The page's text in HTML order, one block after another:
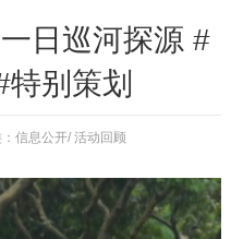
日巡河探源 #
别策划
信息公开/ 活动回顾